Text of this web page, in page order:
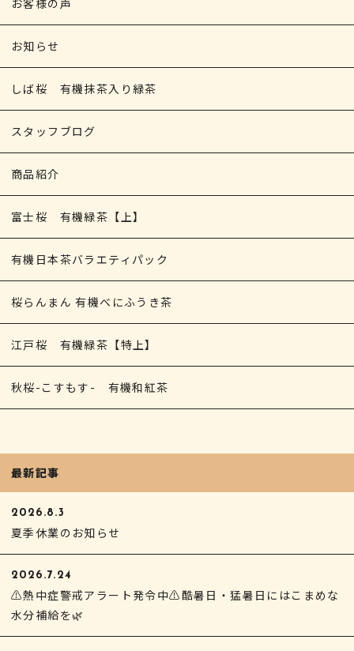
お客様の声
お知らせ
しば桜 有機抹茶入り緑茶
スタッフブログ
商品紹介
富士桜 有機緑茶【上】
有機日本茶バラエティパック
桜らんまん 有機べにふうき茶
江戸桜 有機緑茶【特上】
秋桜-こすもす- 有機和紅茶
最新記事
2026.8.3
夏季休業のお知らせ
2026.7.24
⚠熱中症警戒アラート発令中⚠酷暑日・猛暑日にはこまめな
水分補給を🌿